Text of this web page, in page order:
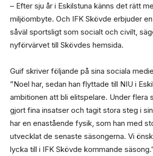
– Efter sju år i Eskilstuna känns det rätt
miljöombyte. Och IFK Skövde erbjuder
såväl sportsligt som socialt och civilt,
nyförvärvet till Skövdes hemsida.
Guif skriver följande på sina sociala
”Noel har, sedan han flyttade till NIU i
ambitionen att bli elitspelare. Under flera
gjort fina insatser och tagit stora steg i
har en enastående fysik, som han med
utvecklat de senaste säsongerna. Vi
lycka till i IFK Skövde kommande